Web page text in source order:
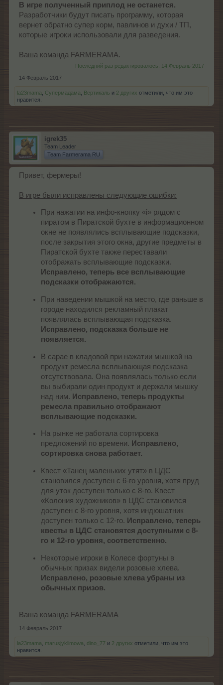
В игре полученный приплод не останется.
Разработчики будут писать программу, которая
вернет обратно супер корм, павлинов и духи / ТП,
которые игроки использовали для разведения.
Ваша команда FARMERAMA.
Последний раз редактировалось: 14 Февраль 2017
14 Февраль 2017
la23mama Супермадама Вертикаль и 2 других отметили, что им это
нравится.
igrek35
Team Leader
Team Farmerama RU
Привет, фермеры!
В игре были исправлены следующие ошибки:
При нажатии на инфо-кнопку «i» рядом с
пиратом в Пиратской бухте в информационном
окне не появлялись всплывающие подсказки,
после закрытия этого окна, другие предметы в
Пиратской бухте также переставали
отображать всплывающие подсказки.
Исправлено, теперь все всплывающие
подсказки отображаются.
При наведении мышкой на место, где раньше в
городе находился рекламный плакат
появлялась всплывающая подсказка.
Исправлено, подсказка больше не
появляется.
В сарае в кладовой при нажатии мышкой на
продукт ремесла всплывающая подсказка
отсутствовала. Она появлялась только если
вы выбирали один продукт и держали мышку
над ним. Исправлено, теперь продукты
ремесла правильно отображают
всплывающие подсказки.
На рынке не работала сортировка
предложений по времени. Исправлено,
сортировка снова работает.
Квест «Танец маленьких утят» в ЦДС
становился доступен с 6-го уровня, хотя пруд
для уток доступен только с 8-го. Квест
«Колония художников» в ЦДС становился
доступен с 8-го уровня, хотя индюшатник
доступен только с 12-го. Исправлено, теперь
квесты в ЦДС становятся доступными с 8-
го и 12-го уровня, соответственно.
Некоторые игроки в Колесе фортуны в
обычных призах видели розовые хлева.
Исправлено, розовые хлева убраны из
обычных призов.
Ваша команда FARMERAMA
14 Февраль 2017
la23mama marusjyklimowa dino_77 и 2 других отметили, что им это
нравится.